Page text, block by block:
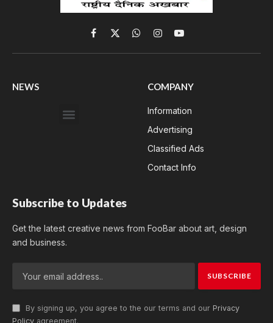
Facebook
X
(Twitter)
WhatsApp
InstagramYouTube
NEWS COMPANY
Information
Advertising
Classified Ads
Contact Info
Subscribe to Updates
Get the latest creative news from FooBar about art, design
and business.
By signing up, you agree to the our terms and our Privacy
Policy agreement.